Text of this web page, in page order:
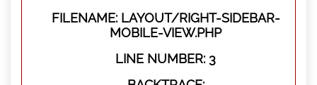
FILENAME: LAYOUT/RIGHT-SIDEBAR-
MOBILE-VIEW.PHP
LINE NUMBER: 3